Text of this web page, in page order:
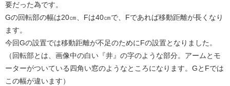
要だった為です。
Gの回転部の幅は20㎝、Fは40㎝で、Fであれば移動距離が長くなり
ます。
今回Gの設置では移動距離が不足のためにFの設置となりました。
（回転部とは、画像中の白い『井』の字のような部分。アームとモ
ーターがついている四角い窓のようなところになります。GとFでは
この幅が違います）